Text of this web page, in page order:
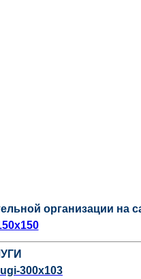
организации на